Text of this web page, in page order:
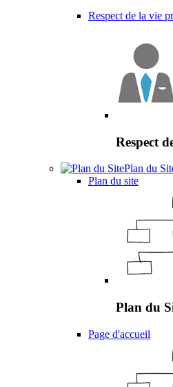
Respect de la vie
Respect
Plan du
Plan du site
Plan du
Page d'accueil